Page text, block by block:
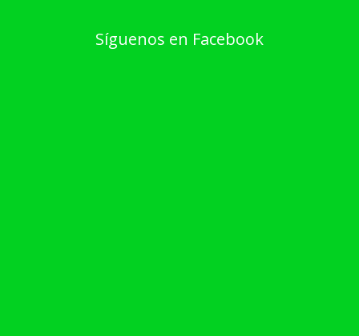
Síguenos en Facebook